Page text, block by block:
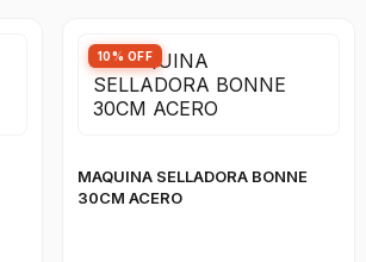
10% OFF
MAQUINA SELLADORA BONNE
30CM ACERO